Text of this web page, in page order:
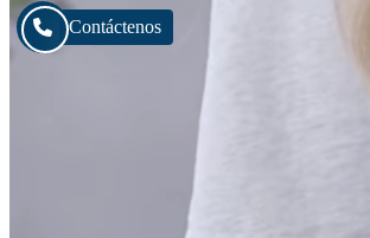
Contáctenos